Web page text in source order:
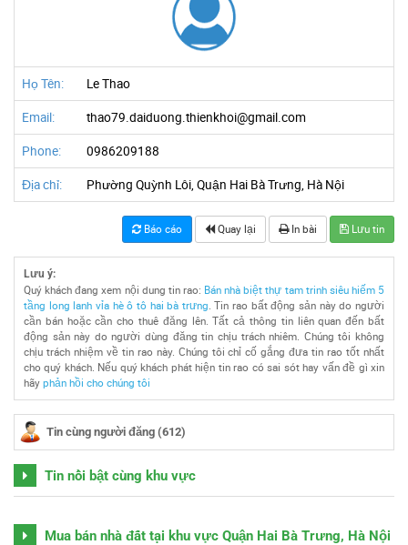
Họ Tên: Le Thao
Email: thao79.daiduong.thienkhoi@gmail.com
Phone: 0986209188
Địa chỉ: Phường Quỳnh Lôi, Quận Hai Bà Trưng, Hà Nội
Báo cáo Quay lại In bài Lưu tin
Lưu ý:
Quý khách đang xem nội dung tin rao: Bán nhà biệt thự tam trinh siêu hiếm 5
tầng long lanh vỉa hè ô tô hai bà trưng. Tin rao bất động sản này do người
cần bán hoặc cần cho thuê đăng lên. Tất cả thông tin liên quan đến bất
động sản này do người dùng đăng tin chịu trách nhiêm. Chúng tôi không
chịu trách nhiệm về tin rao này. Chúng tôi chỉ cố gắng đưa tin rao tốt nhất
cho quý khách. Nếu quý khách phát hiện tin rao có sai sót hay vấn đề gì xin
hãy phản hồi cho chúng tôi
Tin cùng người đăng (612)
Tin nổi bật cùng khu vực
Mua bán nhà đất tại khu vực Quận Hai Bà Trưng, Hà Nội